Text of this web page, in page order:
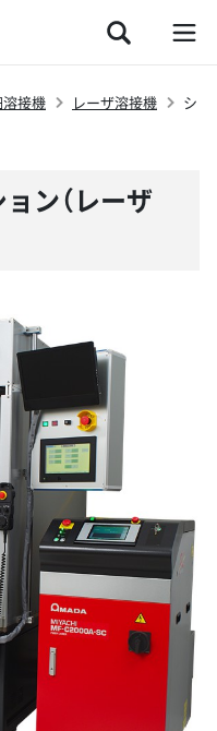
接機 レーザ溶接機
シ
ン（レーザ